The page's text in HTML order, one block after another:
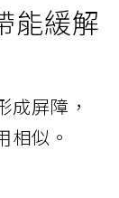
能緩解
成屏障，
相似。